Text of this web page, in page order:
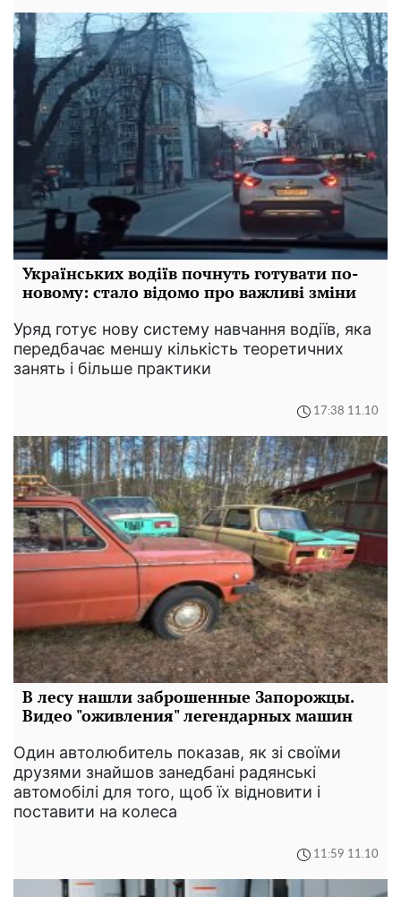
Українських водіїв почнуть готувати по-
новому: стало відомо про важливі зміни
Уряд готує нову систему навчання водіїв, яка
передбачає меншу кількість теоретичних
занять і більше практики
17:38 11.10
В лесу нашли заброшенные Запорожцы.
Видео "оживления" легендарных машин
Один автолюбитель показав, як зі своїми
друзями знайшов занедбані радянські
автомобілі для того, щоб їх відновити і
поставити на колеса
11:59 11.10